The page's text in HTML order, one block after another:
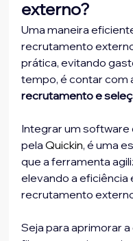
externo?
Uma maneira
recrutamento
prática, evitando
tempo, é contar com
recrutamento e
Integrar um software
pela Quickin, é uma
que a ferramenta
elevando a eficiência
recrutamento
Seja para aprimorar